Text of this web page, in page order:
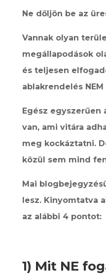
Ne dőljön be az
Vannak olyan
megállapodások
és teljesen
ablakrendelés
Egész egyszerűen
van, ami vitára
meg kockáztatni.
közül sem mind
Mai
lesz. Kinyomtatva
az alábbi 4 pontot:
1) Mit NE